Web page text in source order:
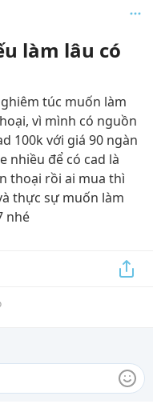
làm lâu có
túc muốn làm
vì mình có nguồn
100k với giá 90 ngàn
nhiều để có cad là
thoại rồi ai mua thì
thực sự muốn làm
nhé